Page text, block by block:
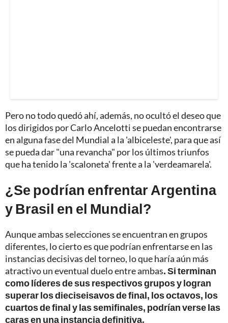
Pero no todo quedó ahí, además, no ocultó el deseo que
los dirigidos por Carlo Ancelotti se puedan encontrarse
en alguna fase del Mundial a la 'albiceleste', para que así
se pueda dar "una revancha" por los últimos triunfos
que ha tenido la 'scaloneta' frente a la 'verdeamarela'.
¿Se podrían enfrentar Argentina
y Brasil en el Mundial?
Aunque ambas selecciones se encuentran en grupos
diferentes, lo cierto es que podrían enfrentarse en las
instancias decisivas del torneo, lo que haría aún más
atractivo un eventual duelo entre ambas. Si terminan
como líderes de sus respectivos grupos y logran
superar los dieciseisavos de final, los octavos, los
cuartos de final y las semifinales, podrían verse las
caras en una instancia definitiva.